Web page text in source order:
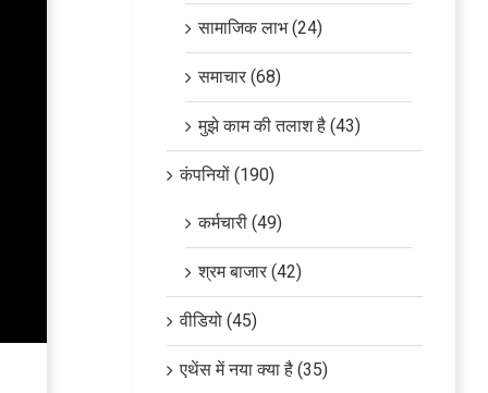
सामाजिक लाभ (24)
समाचार (68)
मुझे काम की तलाश है (43)
कंपनियों (190)
कर्मचारी (49)
श्रम बाजार (42)
वीडियो (45)
एथेंस में नया क्या है (35)